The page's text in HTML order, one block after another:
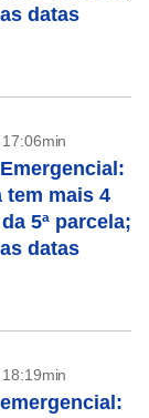
datas
tem mais 4
5ª parcela;
datas